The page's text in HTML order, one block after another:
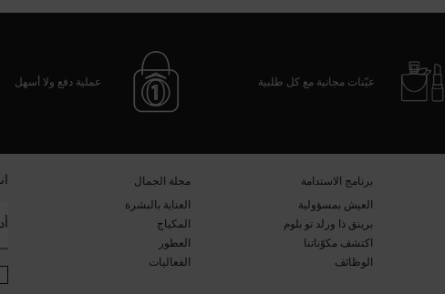
عيّنات مجانية مع كل طلبية عملية دفع ولا أسهل
برنامج الاستدامة​
العيش بمسؤولية
برينق ذا ورلد تو بلوم​​
اكتشف مكوّناتنا​
الوظائف
مجلة الجمال​
العناية بالبشرة​
المكياج​
العطور​
الفعاليات​